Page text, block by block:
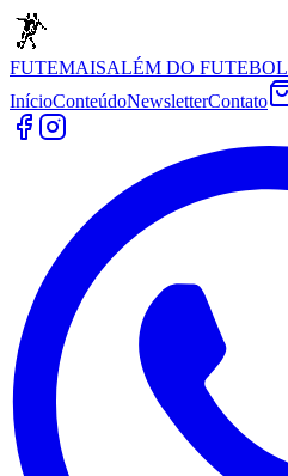
FUTEMAISALÉM DO FUTEBOL
InícioConteúdoNewsletterContato